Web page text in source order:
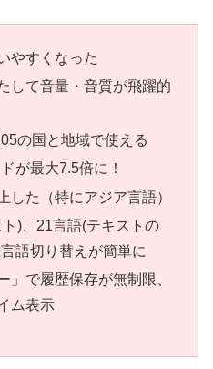
やすくなった
して音量・音質が飛躍的
の国と地域で使える
が最大7.5倍に！
した（特にアジア言語）
)、 21言語(テキストの
語切り替えが簡単に
」で履歴保存が無制限、
ム表示